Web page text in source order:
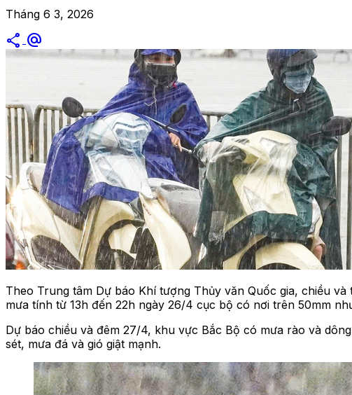
Tháng 6 3, 2026
share alternate_email
Theo Trung tâm Dự báo Khí tượng Thủy văn Quốc gia, chiều
mưa tính từ 13h đến 22h ngày 26/4 cục bộ có nơi trên 50mm
Dự báo chiều và đêm 27/4, khu vực Bắc Bộ có mưa rào và
sét, mưa đá và gió giật mạnh.